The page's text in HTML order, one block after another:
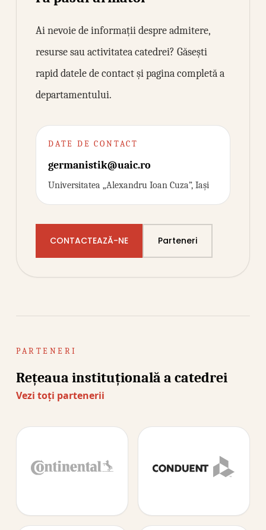
Ai nevoie de informații despre admitere,
resurse sau activitatea catedrei? Găsești
rapid datele de contact și pagina completă a
departamentului.
DATE DE CONTACT
germanistik@uaic.ro
Universitatea „Alexandru Ioan Cuza”, Iași
CONTACTEAZĂ-NE Parteneri
PARTENERI
Rețeaua instituțională a catedrei
Vezi toți partenerii